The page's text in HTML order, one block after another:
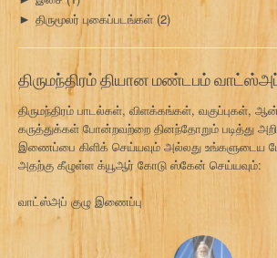
► திருமூலர் புகைப்படங்கள் (2)
திருமந்திரம் தியான மண்டபம் வாட்ஸ்அப்
திருமந்திரம் பாடல்கள், விளக்கங்கள், வகுப்புகள்,
கருத்துக்கள் போன்றவற்றை தினந்தோறும் படித்து
இணைப்பை கிளிக் செய்யவும் அல்லது உங்களுடைய
அதற்கு கீழுள்ள க்யூஆர் கோடு ஸ்கேன் செய்யவும்:
வாட்ஸ்அப் குழு இணைப்பு